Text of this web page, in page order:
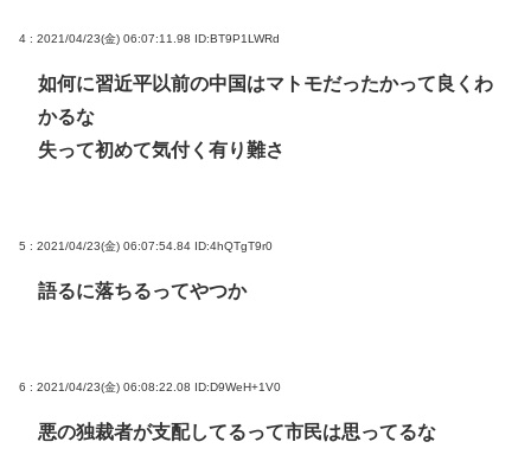
4 : 2021/04/23(金) 06:07:11.98 ID:BT9P1LWRd
如何に習近平以前の中国はマトモだったかって良くわ
かるな
失って初めて気付く有り難さ
5 : 2021/04/23(金) 06:07:54.84 ID:4hQTgT9r0
語るに落ちるってやつか
6 : 2021/04/23(金) 06:08:22.08 ID:D9WeH+1V0
悪の独裁者が支配してるって市民は思ってるな